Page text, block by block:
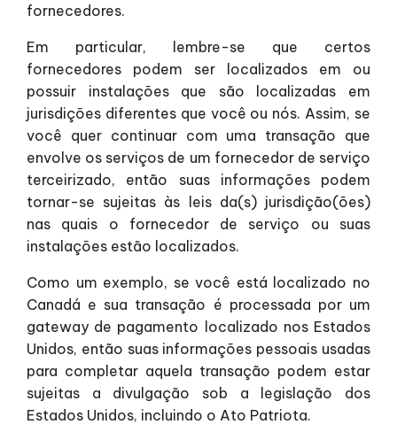
fornecedores.
Em particular, lembre-se que certos
fornecedores podem ser localizados em ou
possuir instalações que são localizadas em
jurisdições diferentes que você ou nós. Assim, se
você quer continuar com uma transação que
envolve os serviços de um fornecedor de serviço
terceirizado, então suas informações podem
tornar-se sujeitas às leis da(s) jurisdição(ões)
nas quais o fornecedor de serviço ou suas
instalações estão localizados.
Como um exemplo, se você está localizado no
Canadá e sua transação é processada por um
gateway de pagamento localizado nos Estados
Unidos, então suas informações pessoais usadas
para completar aquela transação podem estar
sujeitas a divulgação sob a legislação dos
Estados Unidos, incluindo o Ato Patriota.